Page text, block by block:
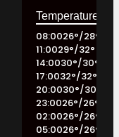
08:0026°/28°
11:0029°/32°
14:0030°/30°
17:0032°/32°
20:0030°/30
23:0026°/26°
02:0026°/26°
05:0026°/26°